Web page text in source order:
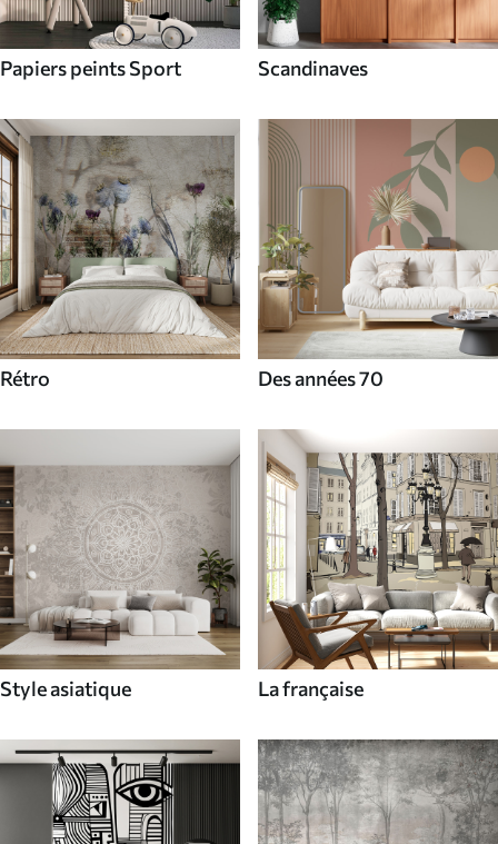
Papiers peints Sport Scandinaves
Rétro Des années 70
Style asiatique La française